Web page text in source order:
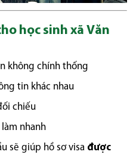
học sinh xã Văn
không chính thống
tin khác nhau
chiếu
nhanh
sẽ giúp hồ sơ visa được